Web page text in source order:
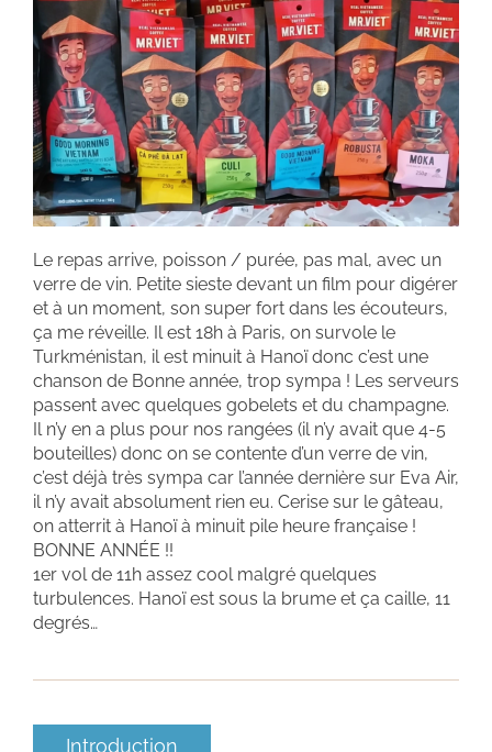
Le repas arrive, poisson / purée, pas mal, avec un
verre de vin. Petite sieste devant un film pour digérer
et à un moment, son super fort dans les écouteurs,
ça me réveille. Il est 18h à Paris, on survole le
Turkménistan, il est minuit à Hanoï donc c’est une
chanson de Bonne année, trop sympa ! Les serveurs
passent avec quelques gobelets et du champagne.
Il n’y en a plus pour nos rangées (il n’y avait que 4-5
bouteilles) donc on se contente d’un verre de vin,
c’est déjà très sympa car l’année dernière sur Eva Air,
il n’y avait absolument rien eu. Cerise sur le gâteau,
on atterrit à Hanoï à minuit pile heure française !
BONNE ANNÉE !!
1er vol de 11h assez cool malgré quelques
turbulences. Hanoï est sous la brume et ça caille, 11
degrés…
Introduction